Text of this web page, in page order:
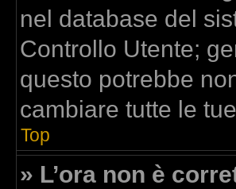
nel database del
Controllo Utente;
questo potrebbe
cambiare tutte le
Top
» L’ora non è